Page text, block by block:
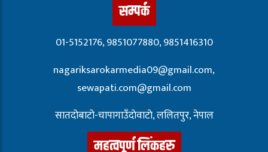
सम्पर्क
01-5152176, 9851077880, 9851416310
nagariksarokarmedia09@gmail.com,
sewapati.com@gmail.com
सातदोबाटो-चापागाउँदाेवाटाे, ललितपुर, नेपाल
महत्वपूर्ण लिंकहरु